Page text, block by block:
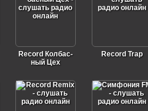
Record Кол­бас­
ный Цех
Record Trap